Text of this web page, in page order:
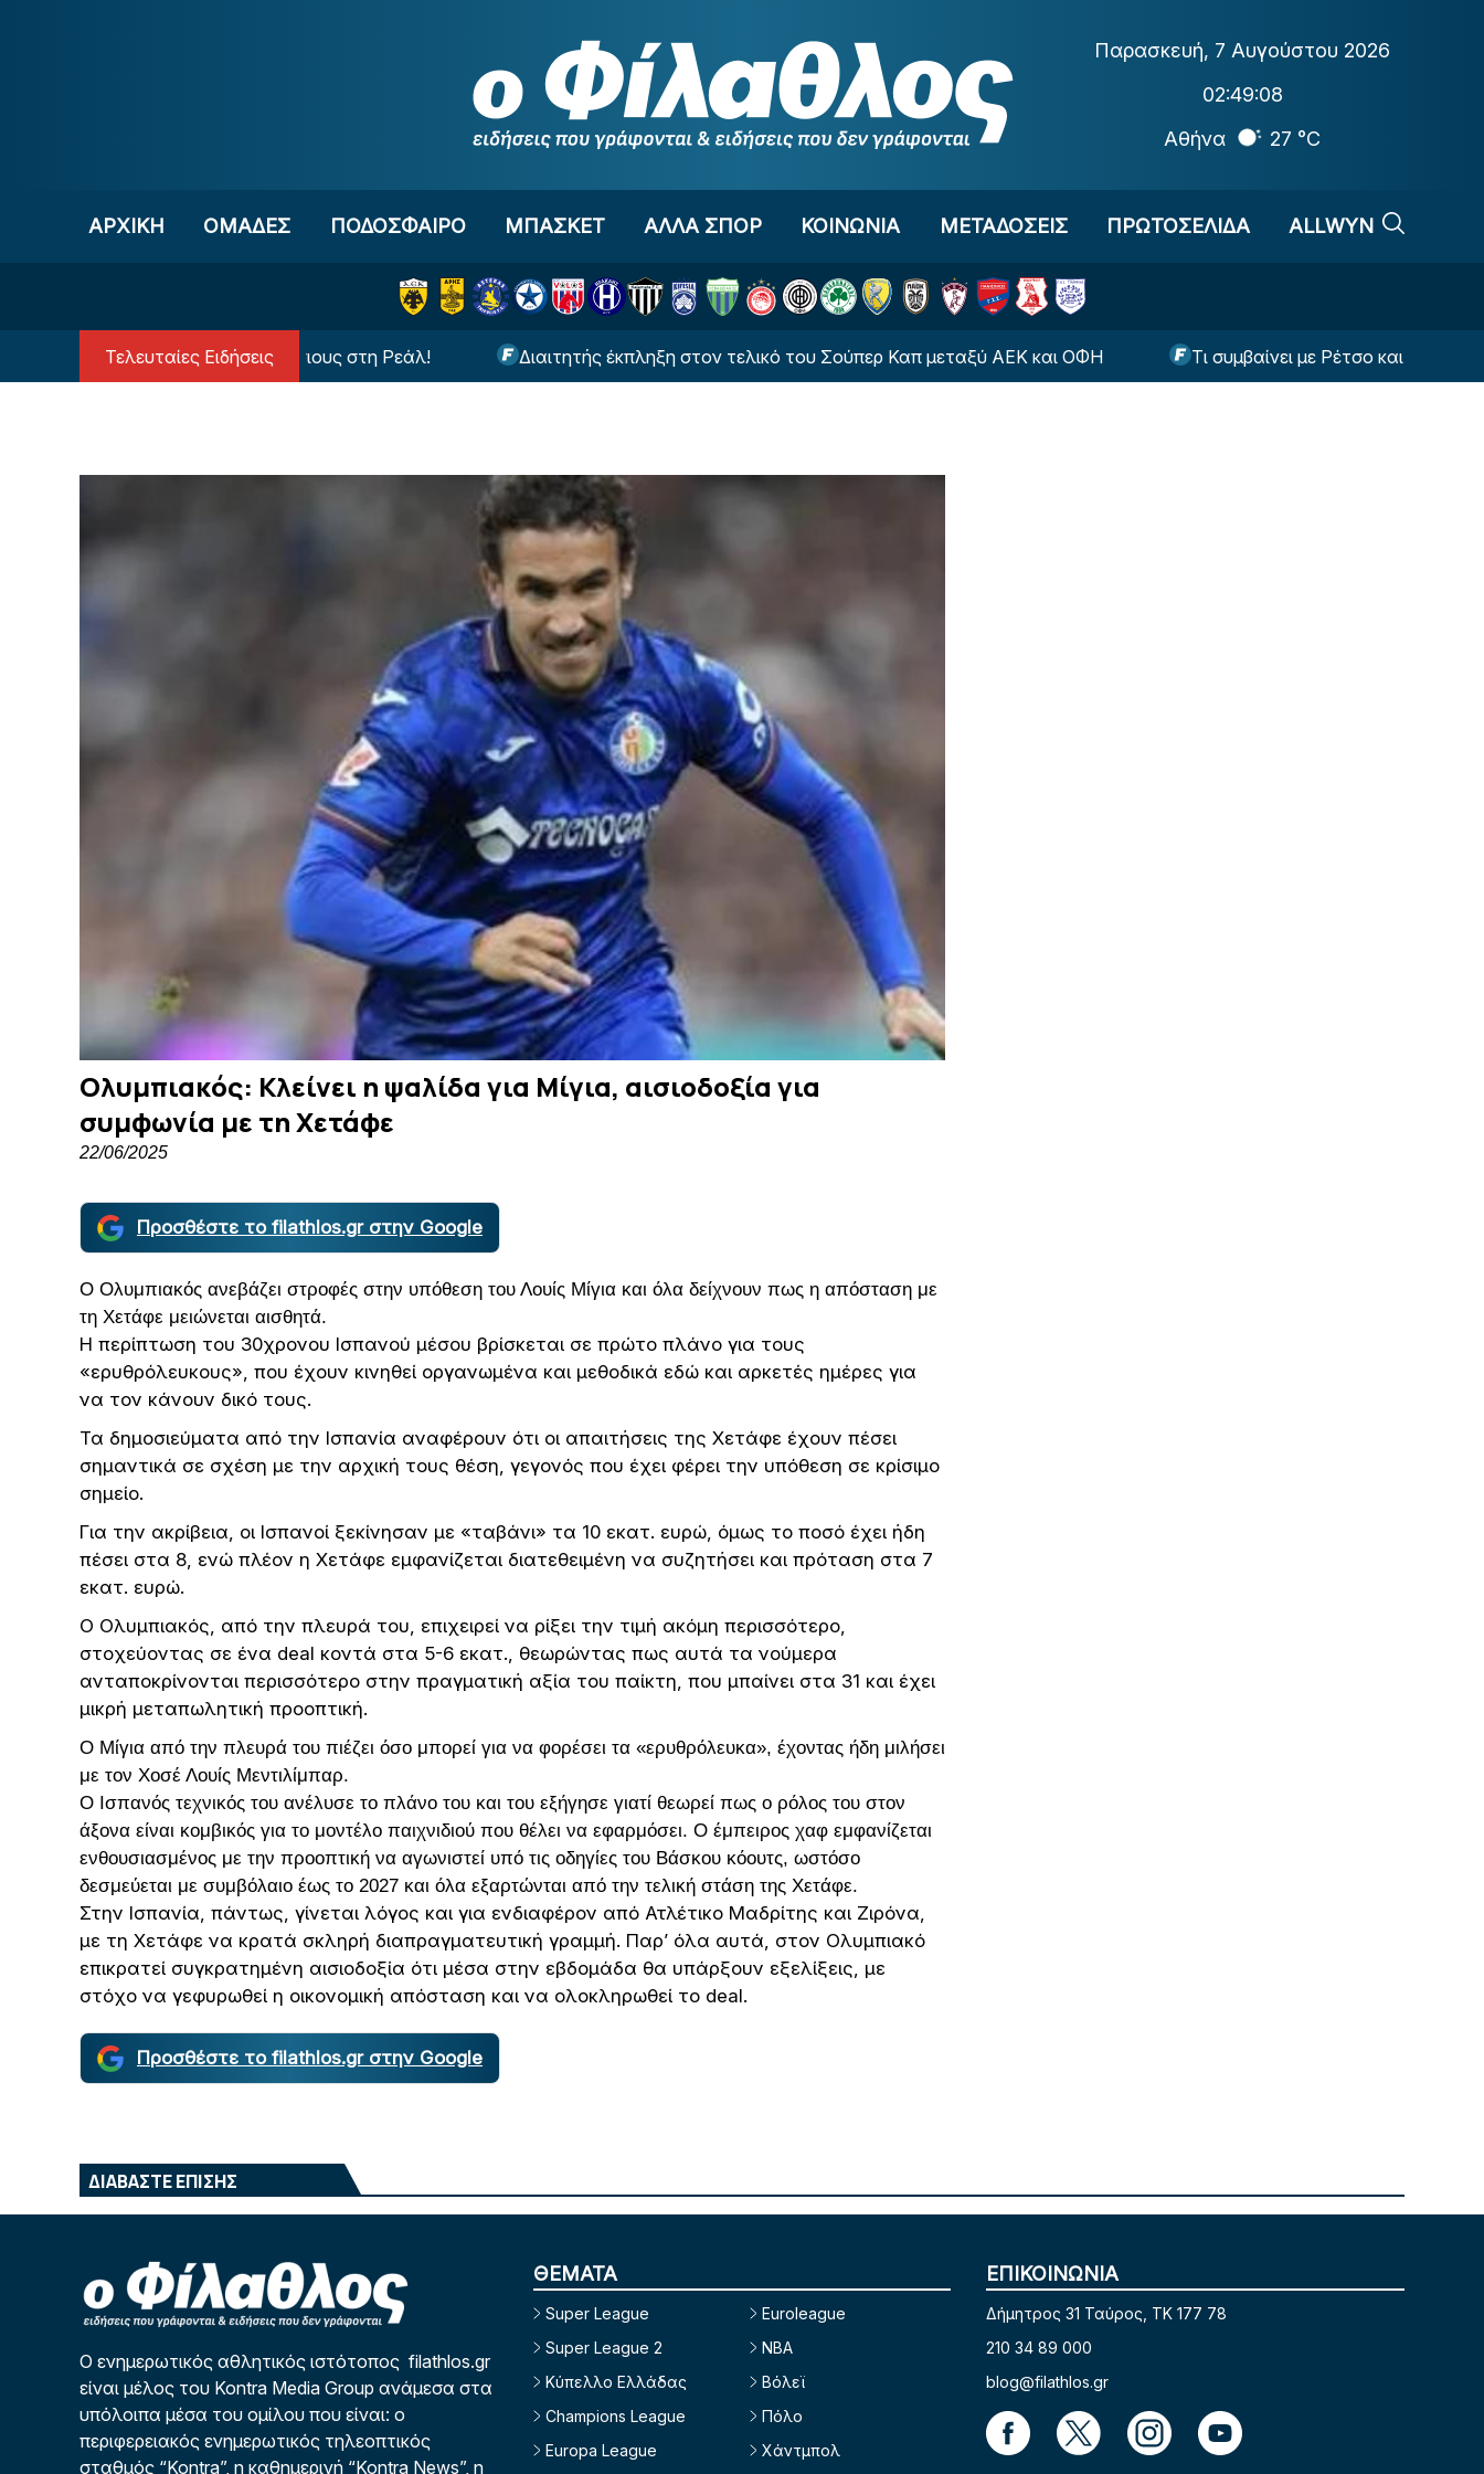
Παρασκευή, 7 Αυγούστου 2026
02:49:09
Αθήνα
27 °C
ΑΡΧΙΚΗ OΜΑΔΕΣ ΠΟΔΟΣΦΑΙΡΟ ΜΠΑΣΚΕΤ ΑΛΛΑ ΣΠΟΡ ΚΟΙΝΩΝΙΑ ΜΕΤΑΔΟΣΕΙΣ ΠΡΩΤΟΣΕΛΙΔΑ ALLWYN
Τελευταίες Ειδήσεις
Ανατροπή με τον Βινίσιους στη Ρεάλ! Διαιτητής έκπληξη στον τελικό του Σούπερ Καπ μεταξύ ΑΕΚ και ΟΦΗ Τι συμβαίνει με Ρέτσο και Έσε ενόψει της
Ολυμπιακός: Κλείνει η ψαλίδα για Μίγια, αισιοδοξία για
συμφωνία με τη Χετάφε
22/06/2025
Προσθέστε το filathlos.gr στην Google
Ο Ολυμπιακός ανεβάζει στροφές στην υπόθεση του Λουίς Μίγια και όλα δείχνουν πως η απόσταση με
τη Χετάφε μειώνεται αισθητά.
Η περίπτωση του 30χρονου Ισπανού μέσου βρίσκεται σε πρώτο πλάνο για τους
«ερυθρόλευκους», που έχουν κινηθεί οργανωμένα και μεθοδικά εδώ και αρκετές ημέρες για
να τον κάνουν δικό τους.
Τα δημοσιεύματα από την Ισπανία αναφέρουν ότι οι απαιτήσεις της Χετάφε έχουν πέσει
σημαντικά σε σχέση με την αρχική τους θέση, γεγονός που έχει φέρει την υπόθεση σε κρίσιμο
σημείο.
Για την ακρίβεια, οι Ισπανοί ξεκίνησαν με «ταβάνι» τα 10 εκατ. ευρώ, όμως το ποσό έχει ήδη
πέσει στα 8, ενώ πλέον η Χετάφε εμφανίζεται διατεθειμένη να συζητήσει και πρόταση στα 7
εκατ. ευρώ.
Ο Ολυμπιακός, από την πλευρά του, επιχειρεί να ρίξει την τιμή ακόμη περισσότερο,
στοχεύοντας σε ένα deal κοντά στα 5-6 εκατ., θεωρώντας πως αυτά τα νούμερα
ανταποκρίνονται περισσότερο στην πραγματική αξία του παίκτη, που μπαίνει στα 31 και έχει
μικρή μεταπωλητική προοπτική.
Ο Μίγια από την πλευρά του πιέζει όσο μπορεί για να φορέσει τα «ερυθρόλευκα», έχοντας ήδη μιλήσει
με τον Χοσέ Λουίς Μεντιλίμπαρ.
Ο Ισπανός τεχνικός του ανέλυσε το πλάνο του και του εξήγησε γιατί θεωρεί πως ο ρόλος του στον
άξονα είναι κομβικός για το μοντέλο παιχνιδιού που θέλει να εφαρμόσει. Ο έμπειρος χαφ εμφανίζεται
ενθουσιασμένος με την προοπτική να αγωνιστεί υπό τις οδηγίες του Βάσκου κόουτς, ωστόσο
δεσμεύεται με συμβόλαιο έως το 2027 και όλα εξαρτώνται από την τελική στάση της Χετάφε.
Στην Ισπανία, πάντως, γίνεται λόγος και για ενδιαφέρον από Ατλέτικο Μαδρίτης και Ζιρόνα,
με τη Χετάφε να κρατά σκληρή διαπραγματευτική γραμμή. Παρ’ όλα αυτά, στον Ολυμπιακό
επικρατεί συγκρατημένη αισιοδοξία ότι μέσα στην εβδομάδα θα υπάρξουν εξελίξεις, με
στόχο να γεφυρωθεί η οικονομική απόσταση και να ολοκληρωθεί το deal.
Προσθέστε το filathlos.gr στην Google
ΔΙΑΒΑΣΤΕ ΕΠΙΣΗΣ
Ο ενημερωτικός αθλητικός ιστότοπος filathlos.gr
είναι μέλος του Kontra Media Group ανάμεσα στα
υπόλοιπα μέσα του ομίλου που είναι: ο
περιφερειακός ενημερωτικός τηλεοπτικός
σταθμός “Kontra”, η καθημερινή “Kontra News”, η
ΘΕΜΑΤΑ
Super League
Super League 2
Κύπελλο Ελλάδας
Champions League
Europa League
Euroleague
NBA
Βόλεϊ
Πόλο
Χάντμπολ
ΕΠΙΚΟΙΝΩΝΙΑ
Δήμητρος 31 Ταύρος, TK 177 78
210 34 89 000
blog@filathlos.gr